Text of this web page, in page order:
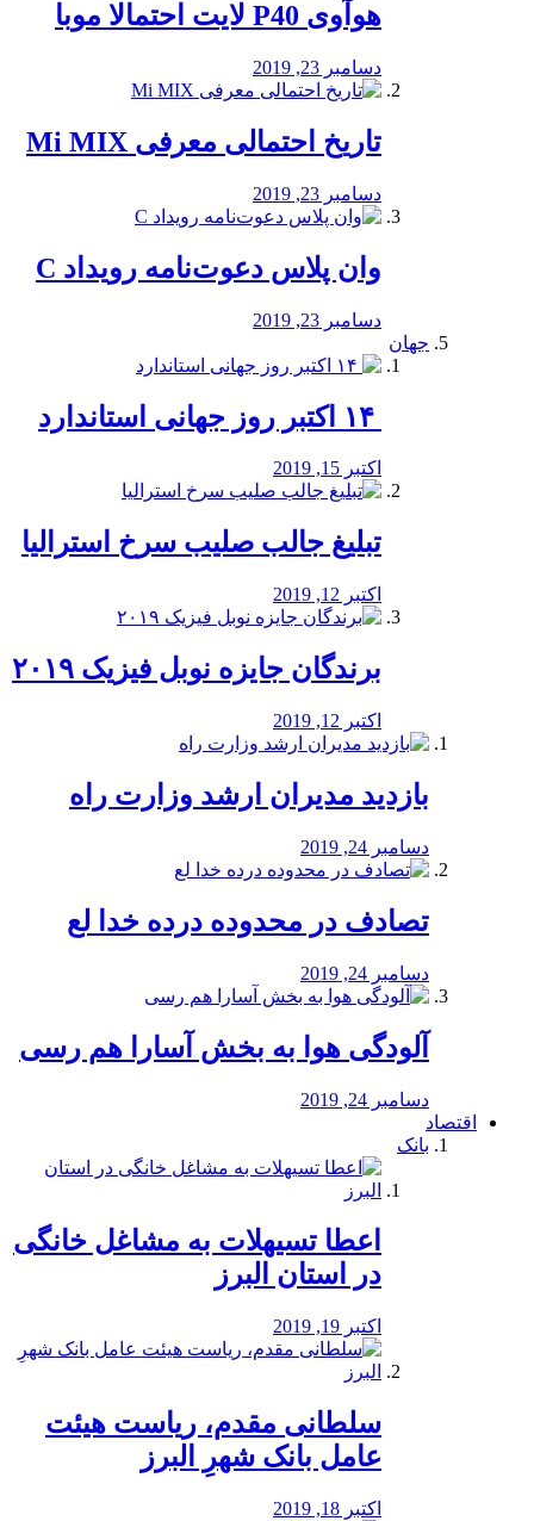
هوآوی P40 لایت احتمالا موبا
دسامبر 23, 2019
تاریخ احتمالی معرفی Mi MIX
دسامبر 23, 2019
وان پلاس دعوت‌نامه رویداد C
دسامبر 23, 2019
جهان
اکتبر 15, 2019
تبلیغ جالب صلیب سرخ استرالیا
اکتبر 12, 2019
برندگان جایزه نوبل فیزیک ۲۰۱۹
اکتبر 12, 2019
بازدید مدیران ارشد وزارت راه
دسامبر 24, 2019
تصادف در محدوده درده خدا لع
دسامبر 24, 2019
آلودگی هوا به بخش آسارا هم رسی
دسامبر 24, 2019
اقتصاد
بانک
️اعطا تسیهلات به مشاغل خانگی
در استان البرز
اکتبر 19, 2019
سلطانی مقدم، ریاست هیئت
عامل بانک شهرِ البرز
اکتبر 18, 2019